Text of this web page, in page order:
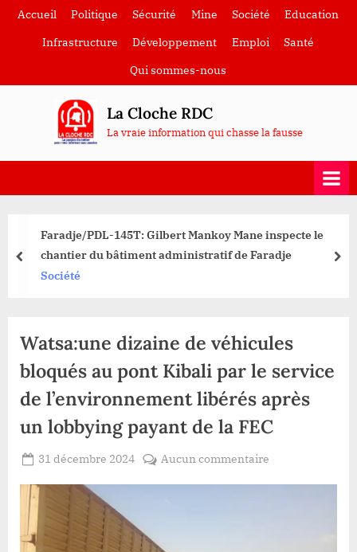
SkipAccueil Politique Sécurité Mine Société
Education
Infrastructure
Développement Emploi
Santé
Qui sommes-nous
La Cloche RDC
La vraie information qui chasse la fausse
Faradje/PDL-145T: Gilbert Mankoy Mane inspecte le
chantier du bâtiment administratif de Faradje
Société
prev
Watsa:une dizaine de véhicules
bloqués au pont Kibali par le service
de l’environnement libérés après
un lobbying payant de la FEC
Posted
31 décembre 2024
Aucun commentaire